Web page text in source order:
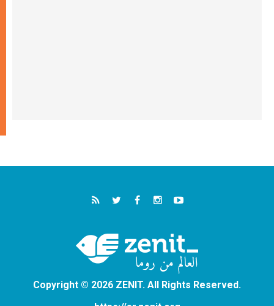
Copyright © 2026 ZENIT. All Rights Reserved.